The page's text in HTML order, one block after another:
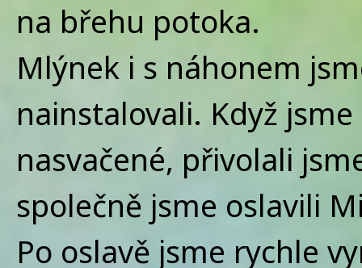
na břehu potoka.
Mlýnek i s náhonem
nainstalovali. Když
nasvačené, přivolali
společně jsme oslavili
Po oslavě jsme rychle